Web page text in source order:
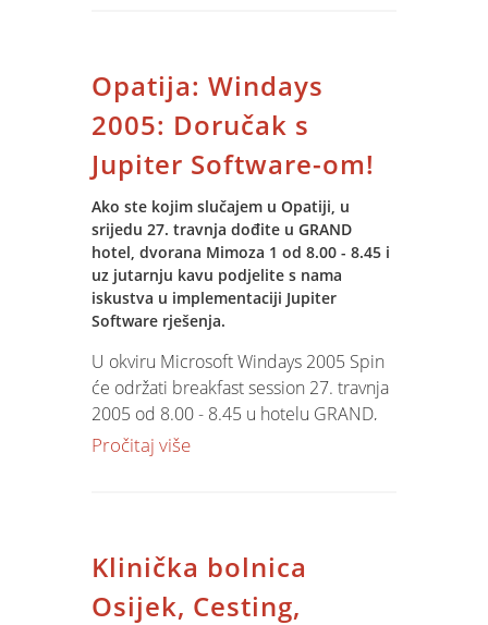
Opatija: Windays
2005: Doručak s
Jupiter Software-om!
Ako ste kojim slučajem u Opatiji, u
srijedu 27. travnja dođite u GRAND
hotel, dvorana Mimoza 1 od 8.00 - 8.45 i
uz jutarnju kavu podjelite s nama
iskustva u implementaciji Jupiter
Software rješenja.
U okviru Microsoft Windays 2005 Spin
će održati breakfast session 27. travnja
2005 od 8.00 - 8.45 u hotelu GRAND,
dvorana Mimoza 1. Breakfast session je
Pročitaj više
Klinička bolnica
Osijek, Cesting,